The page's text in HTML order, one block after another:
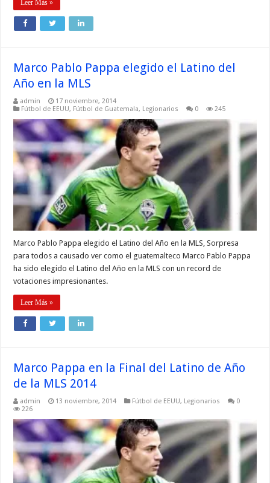
Leer Más »
Marco Pablo Pappa elegido el Latino del
Año en la MLS
admin
17 noviembre, 2014
Fútbol de EEUU, Fútbol de Guatemala, Legionarios 0 245
Marco Pablo Pappa elegido el Latino del Año en la MLS, Sorpresa
para todos a causado ver como el guatemalteco Marco Pablo Pappa
ha sido elegido el Latino del Año en la MLS con un record de
votaciones impresionantes.
Leer Más »
Marco Pappa en la Final del Latino de Año
de la MLS 2014
admin 13 noviembre, 2014 Fútbol de EEUU, Legionarios
0
226